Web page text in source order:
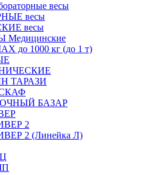
весы
весы
весы
до 1000 кг (до 1 т)
ТАРАЗИ
БАЗАР
2
2 (Линейка Л)